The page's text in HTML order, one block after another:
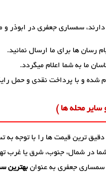
سمساری جعفری در ابوذر
رسان ها برای ما ارسال نمائید.
ما به شما اعلام میگردد.
شده و با پرداخت نقدی و حمل
محله ها )
ترین قیمت ها را با توجه به
شما در شمال، جنوب، شرق یا غرب
جعفری به عنوانبهترین